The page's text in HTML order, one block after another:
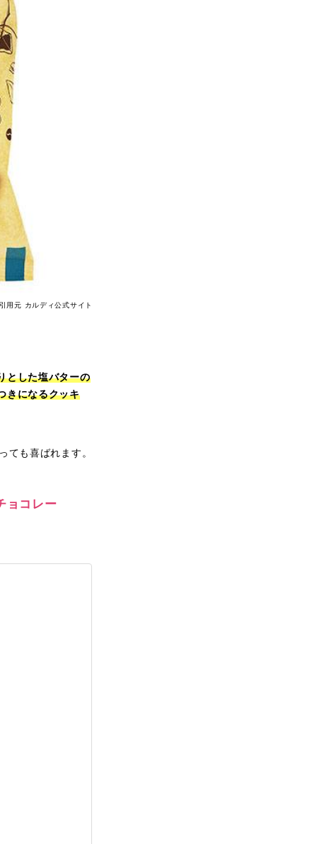
引用元 カルディ公式サイト
とした塩バターの
きになるクッキ
ても喜ばれます。
ョコレー